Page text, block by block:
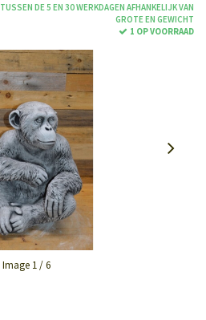
TUSSEN DE 5 EN 30 WERKDAGEN AFHANKELIJK VAN
GROTE EN GEWICHT
1 OP VOORRAAD
Image 1/ 6